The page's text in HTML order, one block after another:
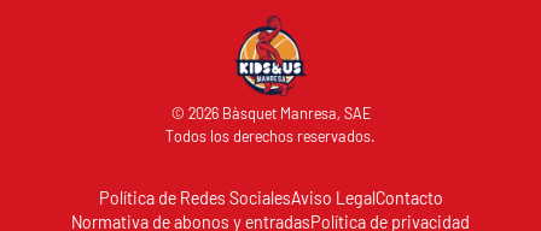
© 2026 Bàsquet Manresa, SAE
Todos los derechos reservados.
Política de Redes SocialesAviso LegalContacto
Normativa de abonos y entradasPolítica de privacidad